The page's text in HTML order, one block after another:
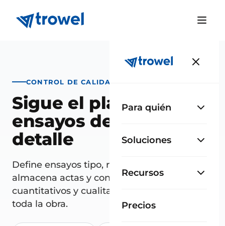
Para quién
Soluciones
Recursos
Precios
CONTROL DE CALIDAD
Sigue el plan de
ensayos de la obra al
detalle
Define ensayos tipo, registra los realizados,
almacena actas y consulta resultados
cuantitativos y cualitativos a lo largo de
toda la obra.